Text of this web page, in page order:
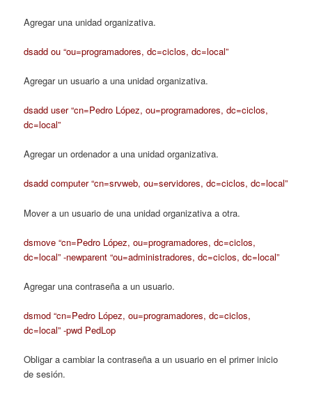
Agregar una unidad organizativa.
dsadd ou “ou=programadores, dc=ciclos, dc=local”
Agregar un usuario a una unidad organizativa.
dsadd user “cn=Pedro López, ou=programadores, dc=ciclos,
dc=local”
Agregar un ordenador a una unidad organizativa.
dsadd computer “cn=srvweb, ou=servidores, dc=ciclos, dc=local”
Mover a un usuario de una unidad organizativa a otra.
dsmove “cn=Pedro López, ou=programadores, dc=ciclos,
dc=local” -newparent “ou=administradores, dc=ciclos, dc=local”
Agregar una contraseña a un usuario.
dsmod “cn=Pedro López, ou=programadores, dc=ciclos,
dc=local” -pwd PedLop
Obligar a cambiar la contraseña a un usuario en el primer inicio
de sesión.